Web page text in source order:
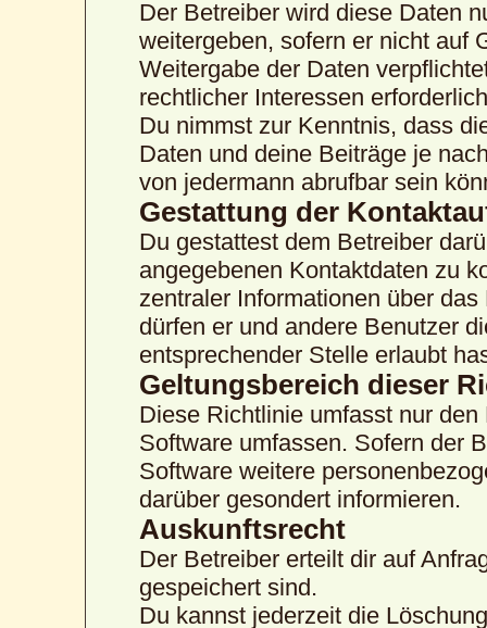
Der Betreiber wird diese Daten
weitergeben, sofern er nicht auf
Weitergabe der Daten
rechtlicher Interessen
Du nimmst zur Kenntnis, dass
Daten und deine Beiträge je
von jedermann abrufbar sein
Gestattung der
Du gestattest dem Betreiber
angegebenen Kontaktdaten zu
zentraler Informationen über
dürfen er und andere Benutzer
entsprechender Stelle erlaubt
Geltungsbereich dieser
Diese Richtlinie umfasst nur
Software umfassen. Sofern der
Software weitere
darüber gesondert informieren.
Auskunftsrecht
Der Betreiber erteilt dir auf
gespeichert sind.
Du kannst jederzeit die